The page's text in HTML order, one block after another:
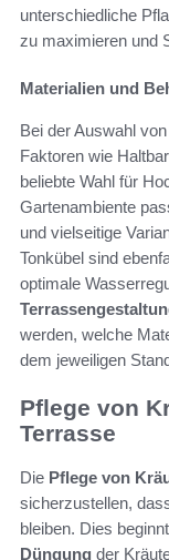
unterschiedliche
zu maximieren und
Materialien und
Bei der Auswahl von
Faktoren wie
beliebte Wahl für
Gartenambiente
und vielseitige
Tonkübel sind
optimale
werden, welche
dem jeweiligen
Pflege von
Terrasse
Die Pflege von
sicherzustellen,
bleiben. Dies
Düngung der